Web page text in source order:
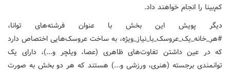
کم‌بینا را انجام خواهند داد.
دیگر پویش این بخش با عنوان فرشته‌های توانا،
#هر_خانه_یک_عروسک_با_نیاز_ویژه، به ساخت عروسک‌هایی اختصاص دارد
که در عین داشتن تفاوت‌های ظاهری (عصا، ویلچر و...)، دارای یک
توانمندی برجسته (هنری، ورزشی و...) هستند که هر دو بخش به صورت